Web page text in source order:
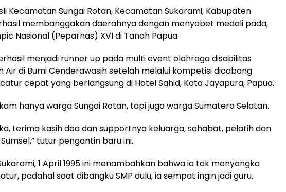
Kecamatan Sungai Rotan, Kecamatan Sukarami, Kabupaten
membanggakan daerahnya dengan menyabet medali pada,
Nasional (Peparnas) XVI di Tanah Papua.
menjadi runner up pada multi event olahraga disabilitas
Air di Bumi Cenderawasih setelah melalui kompetisi dicabang
cepat yang berlangsung di Hotel Sahid, Kota Jayapura, Papua.
hanya warga Sungai Rotan, tapi juga warga Sumatera Selatan.
terima kasih doa dan supportnya keluarga, sahabat, pelatih dan
tutur pengantin baru ini.
1 April 1995 ini menambahkan bahwa ia tak menyangka
padahal saat dibangku SMP dulu, ia sempat ingin jadi guru.